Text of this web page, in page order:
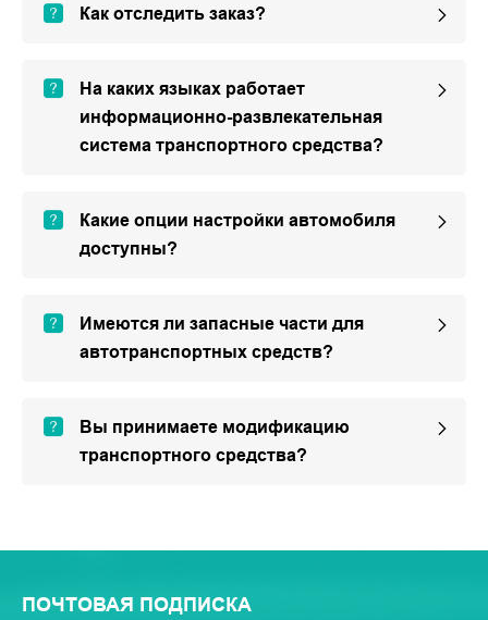
Как отследить заказ?
На каких языках работает
информационно-развлекательная
система транспортного средства?
Какие опции настройки автомобиля
доступны?
Имеются ли запасные части для
автотранспортных средств?
Вы принимаете модификацию
транспортного средства?
ПОЧТОВАЯ ПОДПИСКА